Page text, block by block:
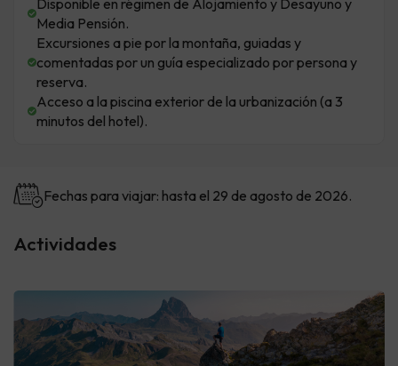
Disponible en régimen de Alojamiento y Desayuno y
Media Pensión.
Excursiones a pie por la montaña, guiadas y
comentadas por un guía especializado por persona y
reserva.
Acceso a la piscina exterior de la urbanización (a 3
minutos del hotel).
Fechas para viajar: hasta el 29 de agosto de 2026.
Actividades